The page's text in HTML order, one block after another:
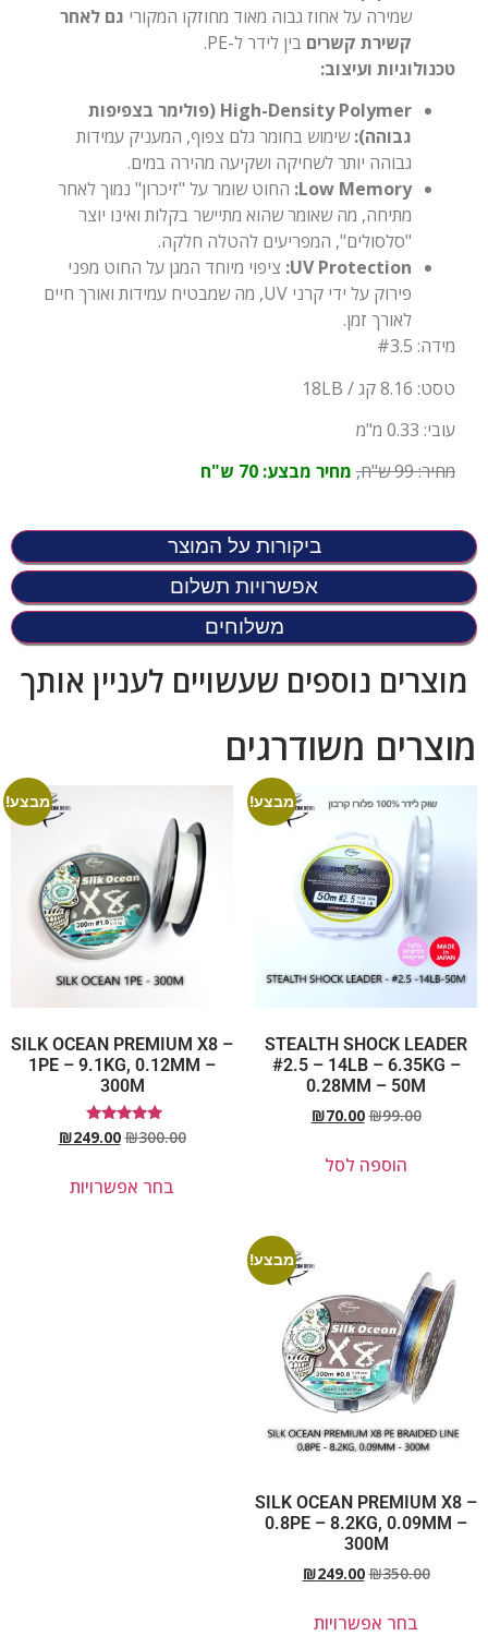
ביקורות על המוצר
אפשרויות תשלום
משלוחים
שמירה על אחוז גבוה מאוד מחוזקו המקורי גם לאחר
קשירת קשרים בין לידר ל-PE.
טכנולוגיות ועיצוב:
High-Density Polymer (פולימר בצפיפות
גבוהה): שימוש בחומר גלם צפוף, המעניק עמידות
גבוהה יותר לשחיקה ושקיעה מהירה במים.
Low Memory: החוט שומר על "זיכרון" נמוך לאחר
מתיחה, מה שאומר שהוא מתיישר בקלות ואינו יוצר
"סלסולים", המפריעים להטלה חלקה.
UV Protection: ציפוי מיוחד המגן על החוט מפני
פירוק על ידי קרני UV, מה שמבטיח עמידות ואורך חיים
לאורך זמן.
מידה: #3.5
טסט: 8.16 קג / 18LB
עובי: 0.33 מ"מ
מחיר: 99 ש"ח,
מחיר מבצע: 70 ש"ח
מוצרים נוספים שעשויים לעניין אותך
מוצרים משודרגים
מבצע!
STEALTH SHOCK LEADER
#2.5 – 14LB – 6.35KG –
0.28MM – 50M
₪99.00
₪70.00
הוספה לסל
מבצע!
SILK OCEAN PREMIUM X8 –
1PE – 9.1KG, 0.12MM –
300M
דורג
5.00
₪300.00
₪249.00
בחר אפשרויות
מבצע!
SILK OCEAN PREMIUM X8 –
0.8PE – 8.2KG, 0.09MM –
300M
₪350.00
₪249.00
בחר אפשרויות